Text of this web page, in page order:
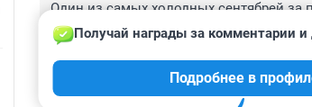
Один из самых холодных сентябрей за
видимо
ОТВЕТИТЬ 2
Показать ещё 2 ответа
Получай награды за комментарии и
Подробнее в